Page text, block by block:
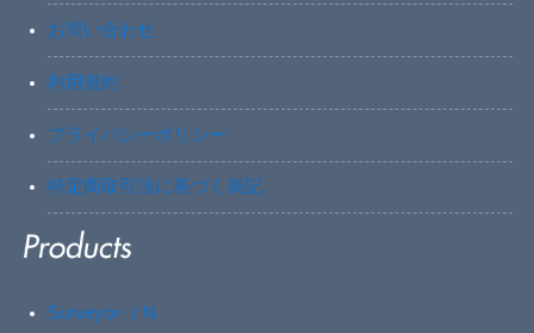
お問い合わせ
利用規約
プライバシーポリシー
特定商取引法に基づく表記
Surveyor-ⅠN